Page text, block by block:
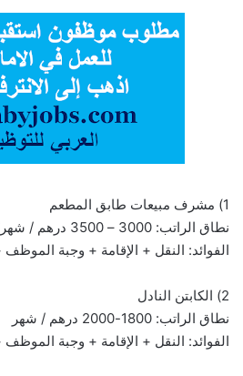
1) مشرف مبيعات طابق المطعم
نطاق الراتب: 3000 – 3500 درهم / شهريًا
الفوائد: النقل + الإقامة + وجبة الموظف
2) الكابتن النادل
نطاق الراتب: 1800-2000 درهم / شهر
الفوائد: النقل + الإقامة + وجبة الموظف